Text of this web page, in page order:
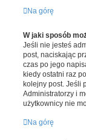
Na górę
W jaki sposób
Jeśli nie jesteś
post, naciskając
czas po jego
kiedy ostatni raz
kolejny post. Jeśli
Administratorzy i
użytkownicy nie
Na górę